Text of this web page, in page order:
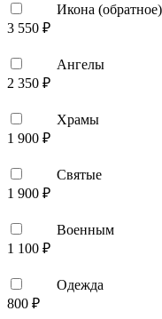
Икона (обратное)
3 550 ₽
Ангелы
2 350 ₽
Храмы
1 900 ₽
Святые
1 900 ₽
Военным
1 100 ₽
Одежда
800 ₽